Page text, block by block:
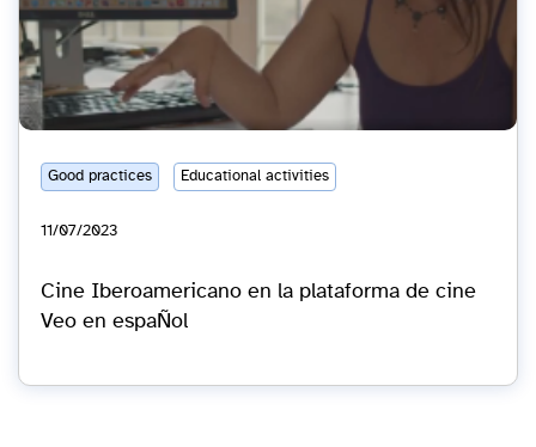
11/07/2023
Good practices Educational activities
Cine Iberoamericano en la plataforma de cine
Veo en espaÑol